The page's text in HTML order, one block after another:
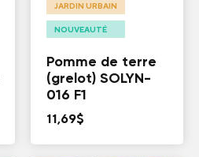
JARDIN URBAIN
NOUVEAUTÉ
Pomme de terre
(grelot) SOLYN-
016 F1
11,69$